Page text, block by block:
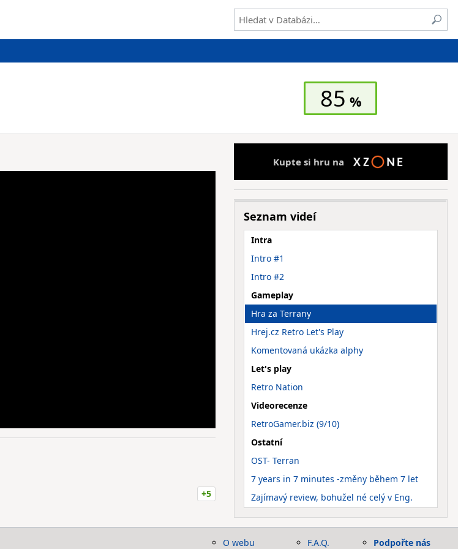
85
+5
Kupte si hru na
Seznam videí
Intra
Intro #1
Intro #2
Gameplay
Hra za Terrany
Hrej.cz Retro Let's Play
Komentovaná ukázka alphy
Let's play
Retro Nation
Videorecenze
RetroGamer.biz (9/10)
Ostatní
OST- Terran
7 years in 7 minutes -změny během 7 let
Zajímavý review, bohužel né celý v Eng.
O webu F.A.Q. Podpořte nás